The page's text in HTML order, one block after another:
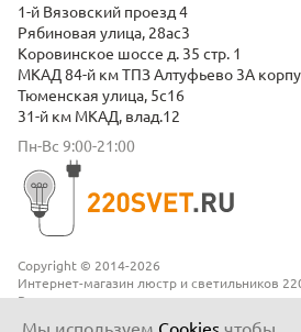
Copyright © 2014-2026
Интернет-магазин люстр и светильников
Все права защищены
1-й Вязовский проезд 4
Рябиновая улица, 28ас3
Коровинское шоссе д. 35 стр. 1
МКАД 84-й км ТПЗ Алтуфьево 3А
Тюменская улица, 5с16
31-й км МКАД, влад.12
Пн-Вс 9:00-21:00
Мы используем Cookies чтобы